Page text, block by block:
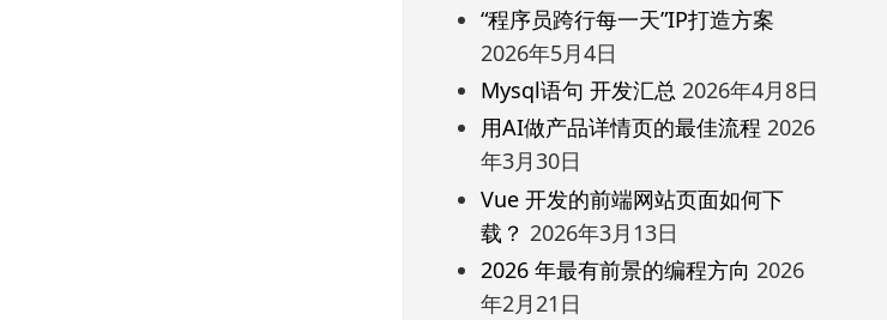
“程序员跨行每一天”IP打造方案
2026年5月4日
Mysql语句 开发汇总 2026年4月8日
用AI做产品详情页的最佳流程 2026
年3月30日
Vue 开发的前端网站页面如何下
载？ 2026年3月13日
2026 年最有前景的编程方向 2026
年2月21日